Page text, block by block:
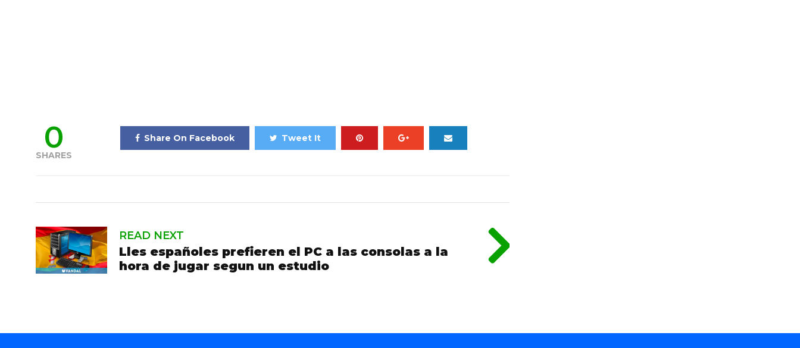
0
SHARES
Share On Facebook Tweet It
READ NEXT
Lles españoles prefieren el PC a las consolas a la
hora de jugar segun un estudio